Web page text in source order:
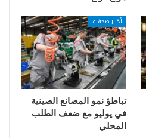
أخبار صحفية
تباطؤ نمو المصانع الصينية
في يوليو مع ضعف الطلب
المحلي